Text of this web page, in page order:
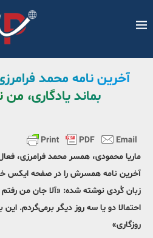
آخرین نامه محمد
بماند یادگاری، من
ماریا محمودی، همسر محمد فرامرزی،
آخرین نامه همسرش را در صفحه ایکس
زبان کُردی نوشته شده: «آلا جان من
احتمالا دو یا سه روز دیگر برمی‌گردم. این
روزگاری»